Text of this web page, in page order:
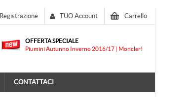
Carrello
TUO Account
Registrazione
OFFERTA SPECIALE
Piumini Autunno Inverno 2016/17 | Moncler!
CONTATTACI